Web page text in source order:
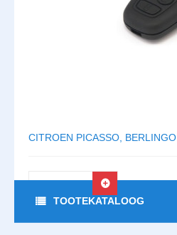
CITROEN PICASSO, BERLINGO
TOOTEKATALOOG